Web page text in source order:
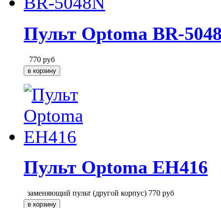
Пульт Optoma BR-
770 руб
Пульт Optoma EH416
заменяющий пульт (другой корпус) 770 руб